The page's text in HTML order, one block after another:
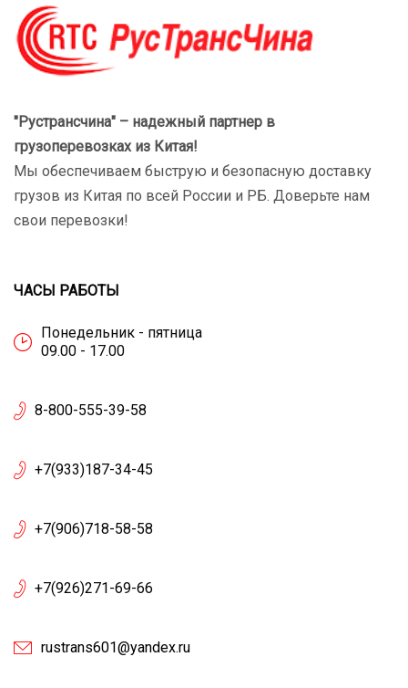
"Рустрансчина" – надежный партнер в
грузоперевозках из Китая!
Мы обеспечиваем быструю и безопасную доставку
грузов из Китая по всей России и РБ. Доверьте нам
свои перевозки!
ЧАСЫ РАБОТЫ
Понедельник - пятница
09.00 - 17.00
8-800-555-39-58
+7(933)187-34-45
+7(906)718-58-58
+7(926)271-69-66
rustrans601@yandex.ru